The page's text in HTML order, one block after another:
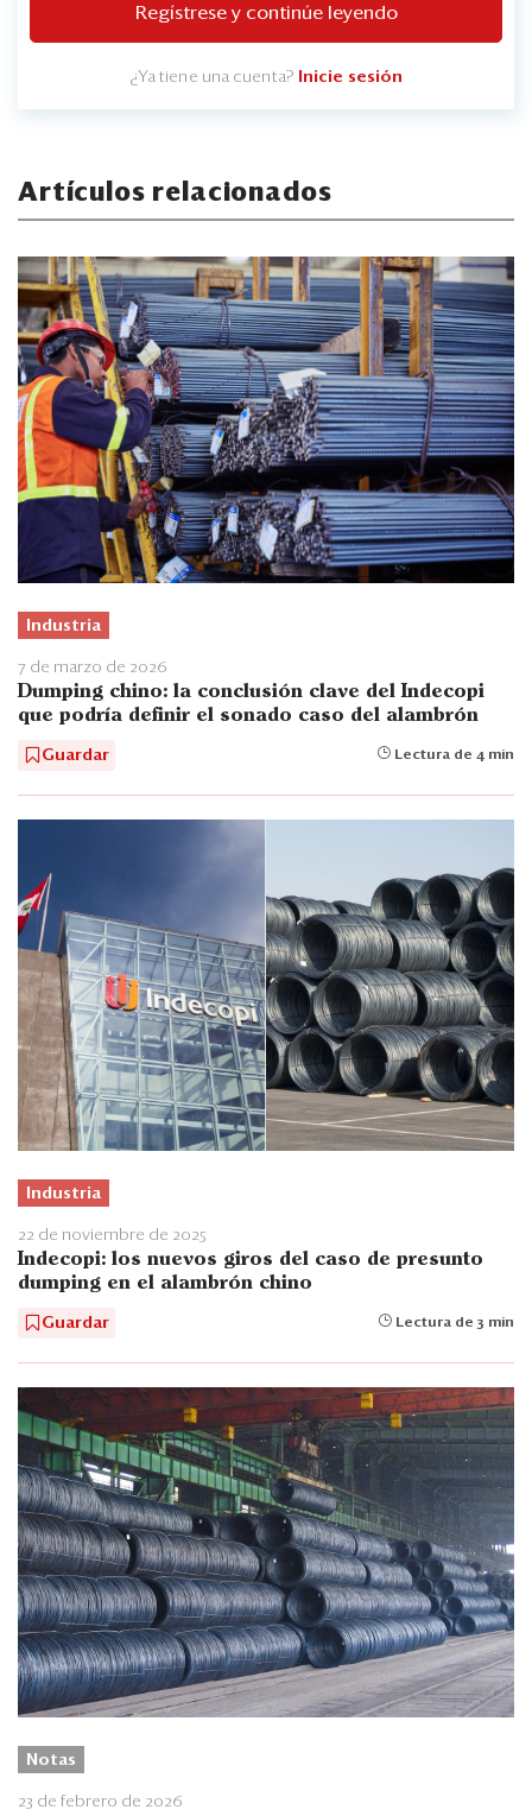
Regístrese y continúe leyendo
¿Ya tiene una cuenta? Inicie sesión
Artículos relacionados
Industria
7 de marzo de 2026
Dumping chino: la conclusión clave del Indecopi
que podría definir el sonado caso del alambrón
Guardar Lectura de 4 min
Industria
22 de noviembre de 2025
Indecopi: los nuevos giros del caso de presunto
dumping en el alambrón chino
Guardar Lectura de 3 min
Notas
23 de febrero de 2026